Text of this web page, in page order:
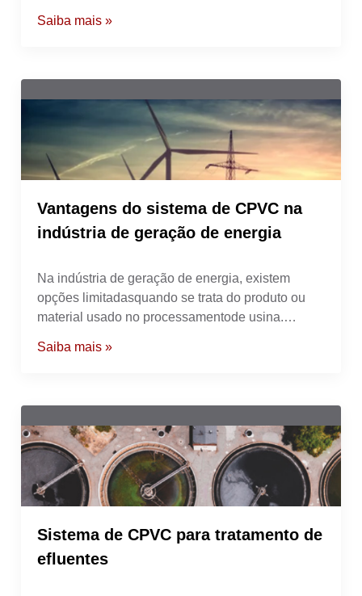
de manutenção, levando a falhas prematuras e
Saiba mais »
Vantagens do sistema de CPVC na
indústria de geração de energia
Na indústria de geração de energia, existem
opções limitadasquando se trata do produto ou
material usado no processamentode usina.
noaumento da eficiência operacional,
SistemaIndustrial Corzan® líder no fornecimento
de soluções exclusivasde longo prazo para
problemas comuns encontrados na indústriade
geração de energia.
Saiba mais »
Sistema de CPVC para tratamento de
efluentes